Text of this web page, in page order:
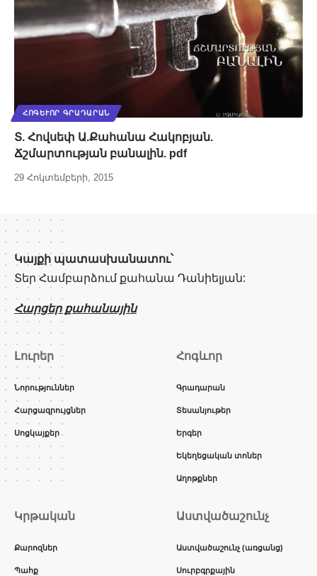
ՀՈԳԵՒՈՐ ԳՐԱԴԱՐԱՆ
Տ. Հովսեփ Ա.Քահանա Հակոբյան.
Ճշմարտության բանալին. pdf
29 Հոկտեմբերի, 2015
Կայքի պատասխանատու՝
Տեր Համբարձում քահանա Դանիելյան:
Հարցեր քահանային
Լուրեր
Նորություններ
Հարցազրույցներ
Սոցկայքեր
Հոգևոր
Գրադարան
Տեսանյութեր
Երգեր
Եկեղեցական տոներ
Աղոթքներ
Կրթական
Քարոզներ
Պահք
Աստվածաշունչ
Աստվածաշունչ (առցանց)
Սուրբգրքային